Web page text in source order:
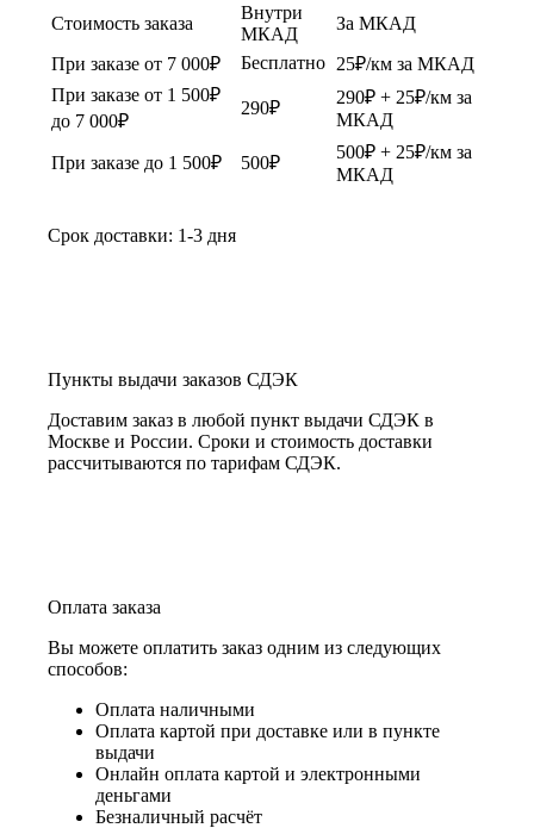
Стоимость заказа
Внутри
МКАД
За МКАД
При заказе от 7 000₽
Бесплатно 25₽/км за МКАД
При заказе от 1 500₽
до 7 000₽
290₽
290₽ + 25₽/км за
МКАД
При заказе до 1 500₽ 500₽
500₽ + 25₽/км за
МКАД
Срок доставки: 1-3 дня
Пункты выдачи заказов СДЭК
Доставим заказ в любой пункт выдачи СДЭК в
Москве и России. Сроки и стоимость доставки
рассчитываются по тарифам СДЭК.
Оплата заказа
Вы можете оплатить заказ одним из следующих
способов:
Оплата наличными
Оплата картой при доставке или в пункте
выдачи
Онлайн оплата картой и электронными
деньгами
Безналичный расчёт